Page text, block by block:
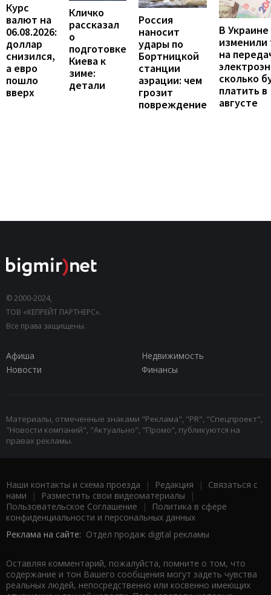
Курс
валют на
06.08.2026:
доллар
снизился,
а евро
пошло
вверх
Кличко
рассказал
о
подготовке
Киева к
зиме:
детали
Россия
наносит
удары по
Бортницкой
станции
аэрации: чем
грозит
повреждение
В Украине
на
сколько
платить в
августе
© 2000-2024,
ТОВ «КЕПРЕЙТ ПАРТНЕРС».
Все права защищены.
Афиша
Недвижимость
Новости
Финансы
Материалы, отмеченные знаками "Реклама", "PR", "Спецпроект",
"Новости компаний", "Актуально", "Промо", публикуются на
правах рекламы.
Наши контакты и схема проезда | Редакция | Связаться с
нами | Разместить свои видеоматериалы |
Пользовательское Соглашение |
Политика в сфере
конфиденциальности и персональных данных
Реклама на сайте: Отдел продаж digital рекламы
Оставляя комментарий, пожалуйста, помните о том, что
содержание и тон Вашего сообщения могут задеть чувства
реальных людей, непосредственно или косвенно имеющих